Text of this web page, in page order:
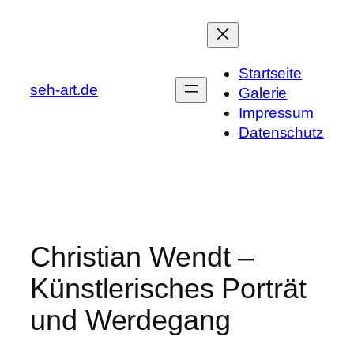
seh-art.de
Startseite
Galerie
Impressum
Datenschutz
Christian Wendt –
Künstlerisches Porträt
und Werdegang